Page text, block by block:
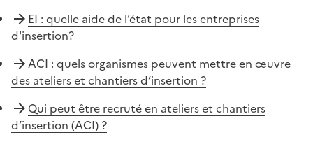
EI : quelle aide de l’état pour les entreprises
d'insertion?
ACI : quels organismes peuvent mettre en œuvre
des ateliers et chantiers d’insertion ?
Qui peut être recruté en ateliers et chantiers
d’insertion (ACI) ?